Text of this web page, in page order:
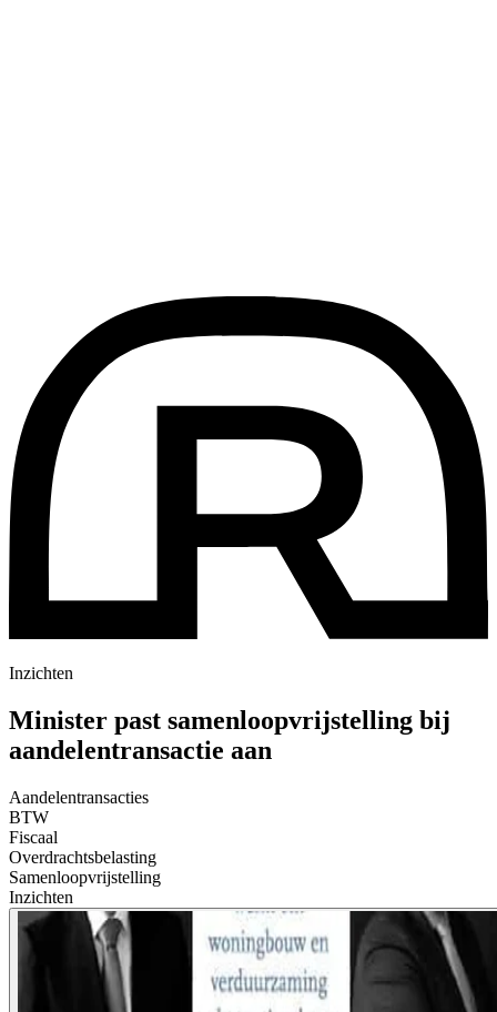
Inzichten
Minister past samenloopvrijstelling bij
aandelentransactie aan
Aandelentransacties
BTW
Fiscaal
Overdrachtsbelasting
Samenloopvrijstelling
Inzichten